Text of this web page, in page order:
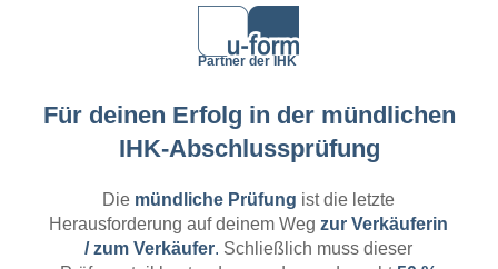
Partner der IHK
Für deinen Erfolg in der mündlichen
IHK-Abschlussprüfung
Die mündliche Prüfung ist die letzte
Herausforderung auf deinem Weg zur Verkäuferin
/ zum Verkäufer. Schließlich muss dieser